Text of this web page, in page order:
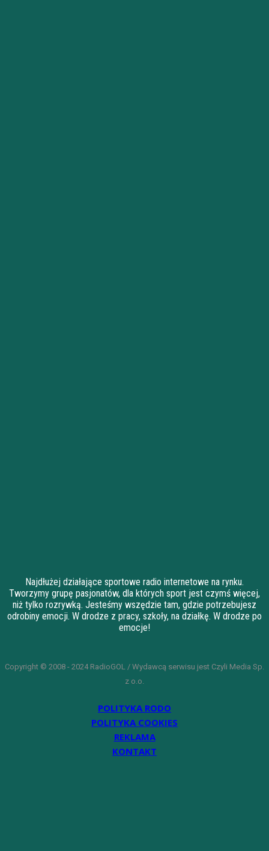
Najdłużej działające sportowe radio internetowe na rynku.
Tworzymy grupę pasjonatów, dla których sport jest czymś więcej,
niż tylko rozrywką. Jesteśmy wszędzie tam, gdzie potrzebujesz
odrobiny emocji. W drodze z pracy, szkoły, na działkę. W drodze po
emocje!
Copyright © 2008 - 2024 RadioGOL / Wydawcą serwisu jest Czyli Media Sp.
z o.o.
POLITYKA RODO
POLITYKA COOKIES
REKLAMA
KONTAKT